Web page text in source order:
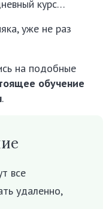
курс…
уже не раз
на подобные
обучение
.
все
удаленно,